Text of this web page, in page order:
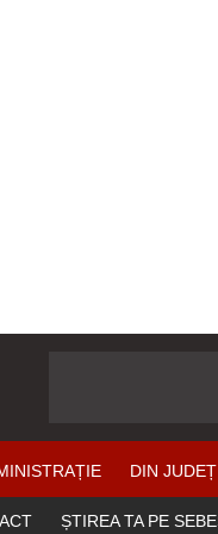
DIN JUDEȚ
ȘTIREA TA PE